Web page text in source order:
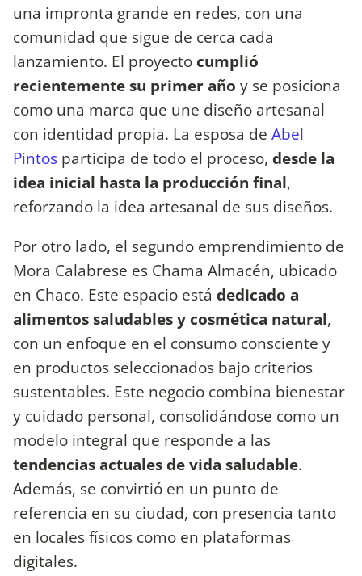
una impronta grande en redes, con una
comunidad que sigue de cerca cada
lanzamiento. El proyecto cumplió
recientemente su primer año y se posiciona
como una marca que une diseño artesanal
con identidad propia. La esposa de Abel
Pintos participa de todo el proceso, desde la
idea inicial hasta la producción final,
reforzando la idea artesanal de sus diseños.
Por otro lado, el segundo emprendimiento de
Mora Calabrese es Chama Almacén, ubicado
en Chaco. Este espacio está dedicado a
alimentos saludables y cosmética natural,
con un enfoque en el consumo consciente y
en productos seleccionados bajo criterios
sustentables. Este negocio combina bienestar
y cuidado personal, consolidándose como un
modelo integral que responde a las
tendencias actuales de vida saludable.
Además, se convirtió en un punto de
referencia en su ciudad, con presencia tanto
en locales físicos como en plataformas
digitales.